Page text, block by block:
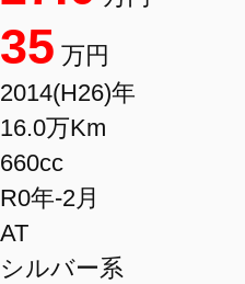
35 万円
2014(H26)年
16.0万Km
660cc
R0年-2月
AT
シルバー系